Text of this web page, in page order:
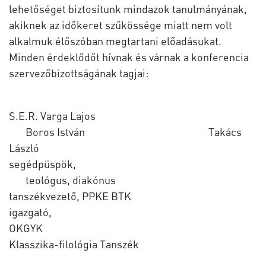
lehetőséget biztosítunk mindazok tanulmányának,
akiknek az időkeret szűkössége miatt nem volt
alkalmuk élőszóban megtartani előadásukat.
Minden érdeklődőt hívnak és várnak a konferencia
szervezőbizottságának tagjai:
S.E.R. Varga Lajos
Boros István Takács
László
segédpüspök,
teológus, diakónus
tanszékvezető, PPKE BTK
igazgató,
Klasszika-filológia Tanszék